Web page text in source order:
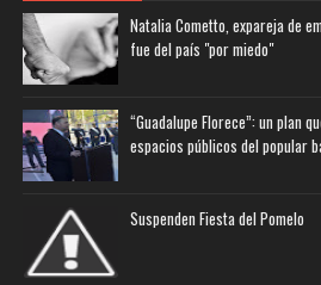
Natalia Cometto, expareja de
fue del país "por miedo"
“Guadalupe Florece”: un plan
espacios públicos del popular
Suspenden Fiesta del Pomelo